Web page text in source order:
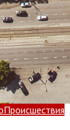
Происшествия